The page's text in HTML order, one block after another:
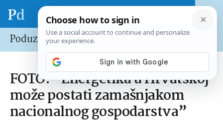
Poduzetnik
FOTO: “Energetika u Hrvatskoj
može postati zamašnjakom
nacionalnog gospodarstva”